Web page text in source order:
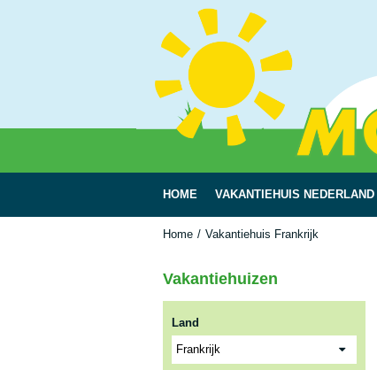
HOME VAKANTIEHUIS NEDERLAND
Home Vakantiehuis Frankrijk
Vakantiehuizen
Land